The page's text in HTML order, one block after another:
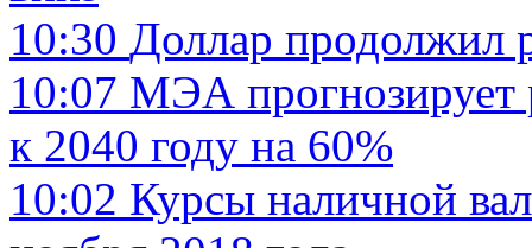
10:30 Доллар продолжил
10:07 МЭА прогнозирует
к 2040 году на 60%
10:02 Курсы наличной